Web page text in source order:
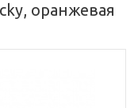
оранжевая